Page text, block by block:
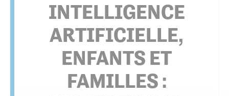
INTELLIGENCE
ARTIFICIELLE,
ENFANTS ET
FAMILLES :